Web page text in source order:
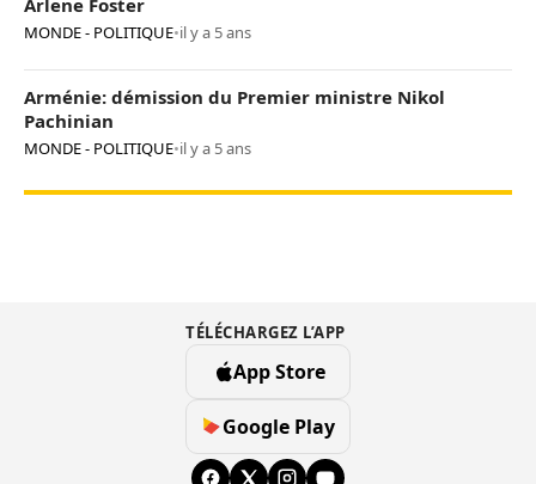
MONDE - POLITIQUE•il y a 5 ans
Arménie: démission du Premier ministre Nikol
Pachinian
MONDE - POLITIQUE•il y a 5 ans
TÉLÉCHARGEZ L’APP
App Store
Google Play